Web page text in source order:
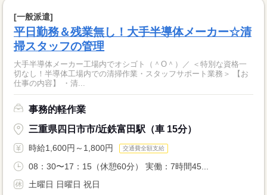
[一般派遣]
平日勤務＆残業無し！大手半導体メーカー☆清
掃スタッフの管理
大手半導体メーカー工場内でオシゴト（＾O＾）／ ＜特別な資格一
切なし！半導体工場内での清掃作業・スタッフサポート業務＞ 【お
仕事の内容】 ・清...
事務的軽作業
三重県四日市市/近鉄富田駅（車 15分）
時給1,600円～1,800円 交通費全額支給
08：30〜17：15（休憩60分） 実働：7時間45...
土曜日 日曜日 祝日